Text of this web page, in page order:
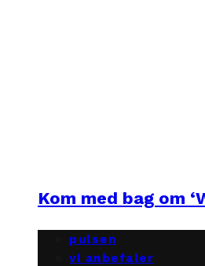
Kom med bag om
pulsen
vi anbefaler